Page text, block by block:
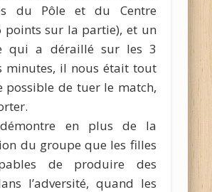
du Pôle et du Centre
points sur la partie), et un
qui a déraillé sur les 3
minutes, il nous était tout
possible de tuer le match,
en plus de la
du groupe que les filles
de produire des
l’adversité, quand les